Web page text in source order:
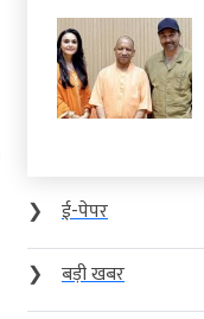
❯
ई-पेपर
❯
बड़ी खबर